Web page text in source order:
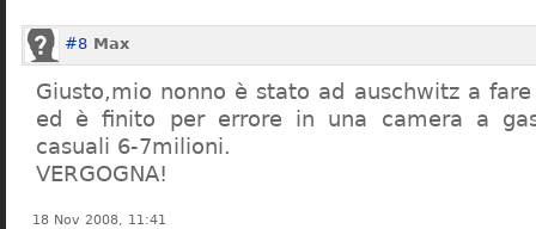
#8 Max
Giusto,mio nonno è stato ad auschwitz a
ed è finito per errore in una camera a
casuali 6-7milioni.
VERGOGNA!
18 Nov 2008, 11:41